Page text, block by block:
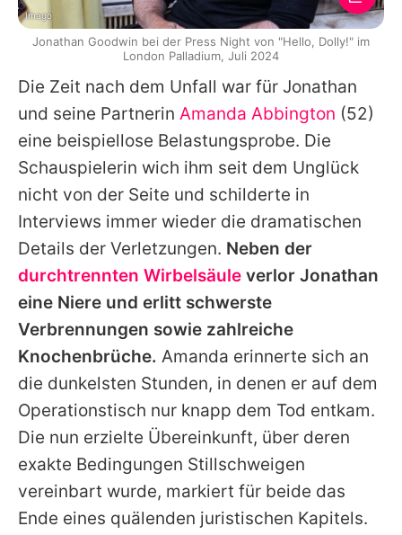
Die Zeit nach dem Unfall war für Jonathan
und seine Partnerin Amanda Abbington (52)
eine beispiellose Belastungsprobe. Die
Schauspielerin wich ihm seit dem Unglück
nicht von der Seite und schilderte in
Interviews immer wieder die dramatischen
Details der Verletzungen. Neben der
durchtrennten Wirbelsäule verlor Jonathan
eine Niere und erlitt schwerste
Verbrennungen sowie zahlreiche
Knochenbrüche. Amanda erinnerte sich an
die dunkelsten Stunden, in denen er auf dem
Operationstisch nur knapp dem Tod entkam.
Die nun erzielte Übereinkunft, über deren
exakte Bedingungen Stillschweigen
vereinbart wurde, markiert für beide das
Ende eines quälenden juristischen Kapitels.
Imago
Jonathan Goodwin bei der Press Night von "Hello, Dolly!" im
London Palladium, Juli 2024